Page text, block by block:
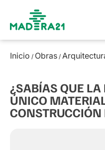
Inicio / Obras /
¿SABÍAS QUE LA
ÚNICO